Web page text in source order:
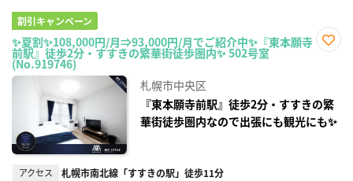
割引キャンペーン
✨夏割✨108,000円/月⇒93,000円/月でご紹介中✨『東本願寺
前駅』徒歩2分・すすきの繁華街徒歩圏内✨ 502号室
(No.919746)
札幌市中央区
『東本願寺前駅』徒歩2分・すすきの繁
華街徒歩圏内なので出張にも観光にも✨
アクセス 札幌市南北線「すすきの駅」徒歩11分